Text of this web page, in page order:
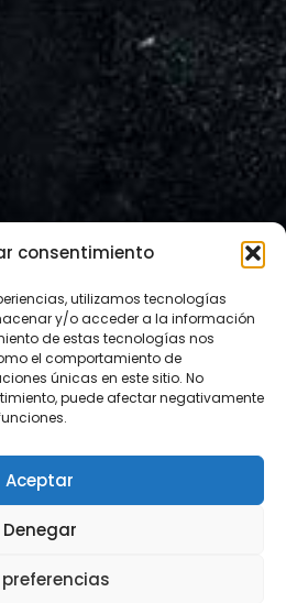
consentimiento
utilizamos tecnologías
y/o acceder a la información
de estas tecnologías nos
el comportamiento de
únicas en este sitio. No
puede afectar negativamente
Aceptar
Denegar
preferencias
Carta Malacitana